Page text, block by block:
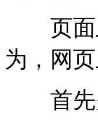
页面上
为，网
首先关